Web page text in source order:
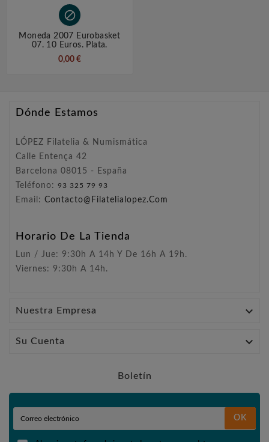

Moneda 2007 Eurobasket
07. 10 Euros. Plata.
0,00 €
Dónde Estamos
LÓPEZ Filatelia & Numismática
Calle Entença 42
Barcelona 08015 - España
Teléfono: 93 325 79 93
Email: Contacto@filatelialopez.com
Horario De La Tienda
Lun / Jue: 9:30h A 14h Y De 16h A 19h.
Viernes: 9:30h A 14h.
Nuestra Empresa 
Su Cuenta 
Boletín
OK